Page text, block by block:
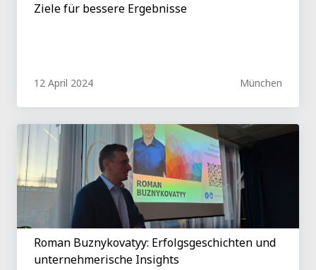
Ziele für bessere Ergebnisse
12 April 2024 München
Roman Buznykovatyy: Erfolgsgeschichten und
unternehmerische Insights